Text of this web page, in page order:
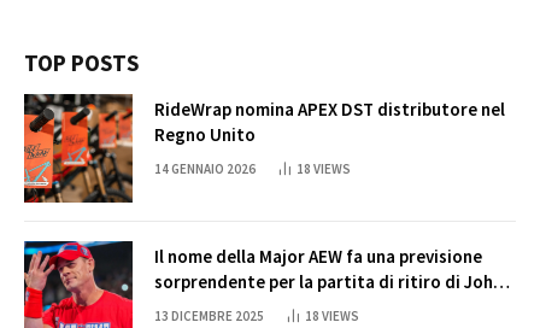
TOP POSTS
RideWrap nomina APEX DST distributore nel
Regno Unito
14 GENNAIO 2026 18 VIEWS
Il nome della Major AEW fa una previsione
sorprendente per la partita di ritiro di John
Cena
13 DICEMBRE 2025 18 VIEWS